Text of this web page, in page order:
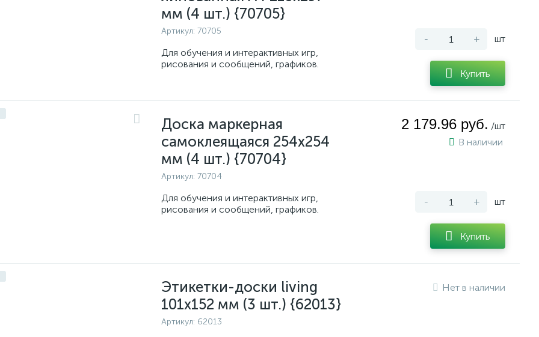
мм (4 шт.) {70705}
Артикул: 70705
Для обучения и интерактивных игр,
рисования и сообщений, графиков.
- + шт
Купить
Доска маркерная
самоклеящаяся 254x254
мм (4 шт.) {70704}
Артикул: 70704
Для обучения и интерактивных игр,
рисования и сообщений, графиков.
2 179.96 руб. /шт
В наличии
- + шт
Купить
Этикетки-доски living
101x152 мм (3 шт.) {62013}
Артикул: 62013
Нет в наличии